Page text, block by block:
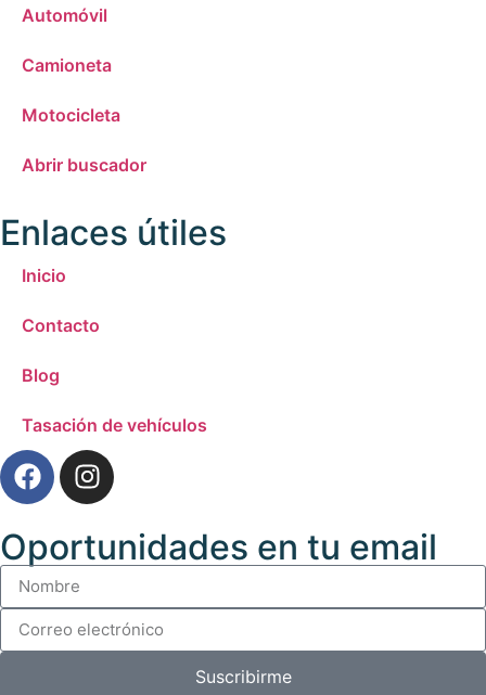
Automóvil
Camioneta
Motocicleta
Abrir buscador
Enlaces útiles
Inicio
Contacto
Blog
Tasación de vehículos
Oportunidades en tu email
Suscribirme